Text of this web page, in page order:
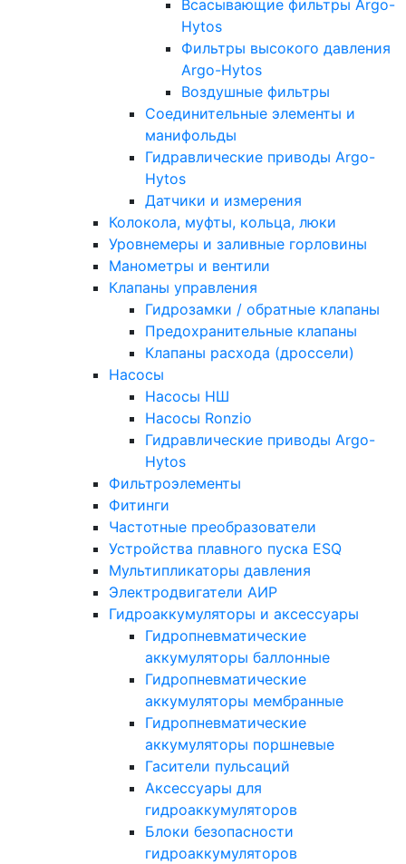
Всасывающие фильтры Argo-
Hytos
Фильтры высокого давления
Argo-Hytos
Воздушные фильтры
Соединительные элементы и
манифольды
Гидравлические приводы Argo-
Hytos
Датчики и измерения
Колокола, муфты, кольца, люки
Уровнемеры и заливные горловины
Манометры и вентили
Клапаны управления
Гидрозамки / обратные клапаны
Предохранительные клапаны
Клапаны расхода (дроссели)
Насосы
Насосы НШ
Насосы Ronzio
Гидравлические приводы Argo-
Hytos
Фильтроэлементы
Фитинги
Частотные преобразователи
Устройства плавного пуска ESQ
Мультипликаторы давления
Электродвигатели АИР
Гидроаккумуляторы и аксессуары
Гидропневматические
аккумуляторы баллонные
Гидропневматические
аккумуляторы мембранные
Гидропневматические
аккумуляторы поршневые
Гасители пульсаций
Аксессуары для
гидроаккумуляторов
Блоки безопасности
гидроаккумуляторов